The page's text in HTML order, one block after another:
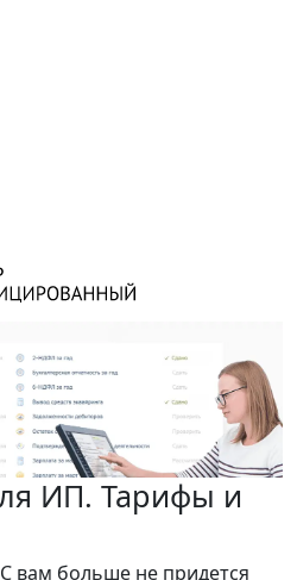
ИП. Тарифы и
вам больше не придется